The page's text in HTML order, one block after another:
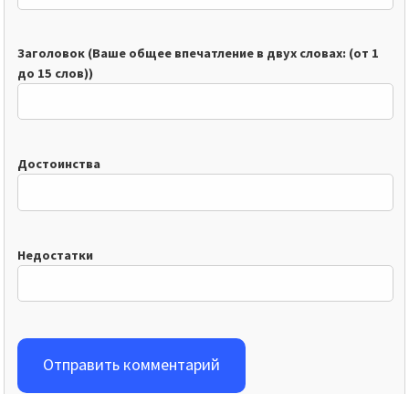
Заголовок (Ваше общее впечатление в двух словах: (от 1
до 15 слов))
Достоинства
Недостатки
Отправить комментарий